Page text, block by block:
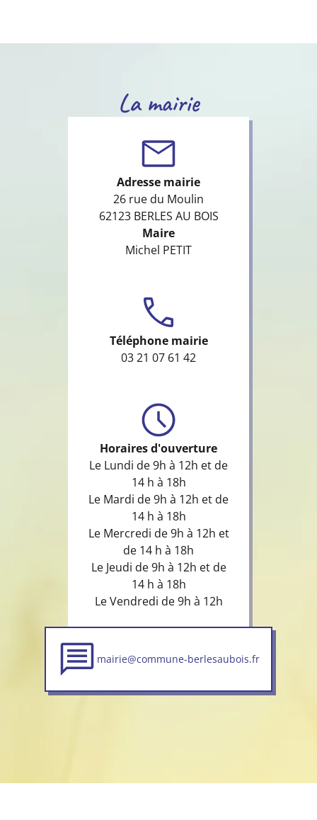
La mairie
Adresse mairie
26 rue du Moulin
62123 BERLES AU BOIS
Maire
Michel PETIT
Téléphone mairie
03 21 07 61 42
Horaires d'ouverture
Le Lundi de 9h à 12h et de
14 h à 18h
Le Mardi de 9h à 12h et de
14 h à 18h
Le Mercredi de 9h à 12h et
de 14 h à 18h
Le Jeudi de 9h à 12h et de
14 h à 18h
Le Vendredi de 9h à 12h
mairie@commune-berlesaubois.fr